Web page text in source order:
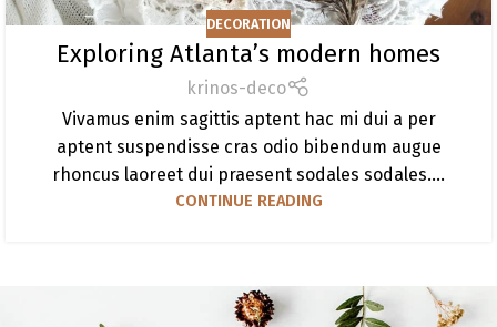
DECORATION
Exploring Atlanta’s modern homes
krinos-deco
Vivamus enim sagittis aptent hac mi dui a per
aptent suspendisse cras odio bibendum augue
rhoncus laoreet dui praesent sodales sodales....
CONTINUE READING